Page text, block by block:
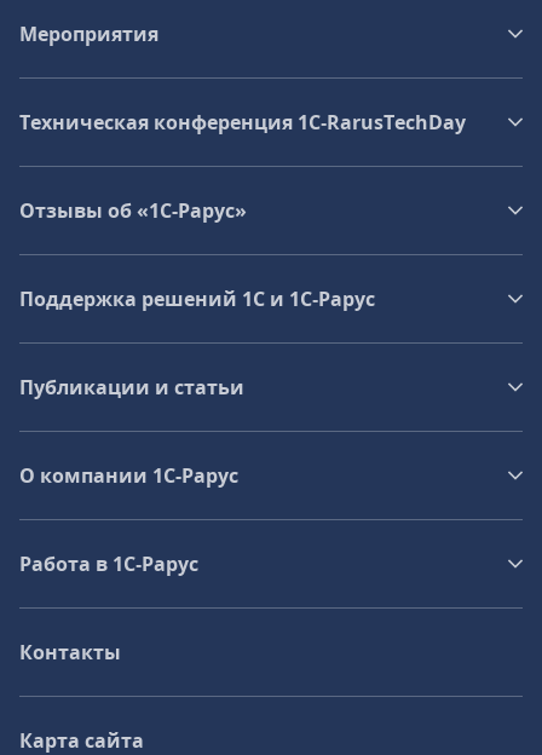
Мероприятия
Техническая конференция 1C‑RarusTechDay
Отзывы об «1С-Рарус»
Поддержка решений 1С и 1С‑Рарус
Публикации и статьи
О компании 1C-Рарус
Работа в 1С‑Рарус
Контакты
Карта сайта